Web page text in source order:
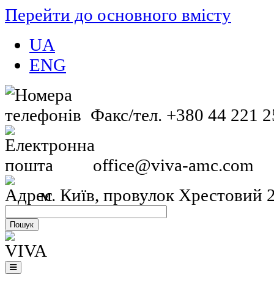
Перейти до основного вмісту
UA
ENG
Факс/тел. +380 44 221
office@viva-amc.com
м. Київ, провулок Хрестовий